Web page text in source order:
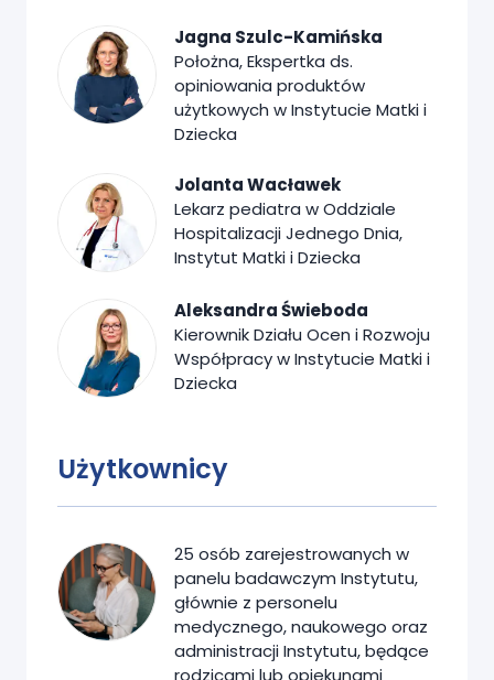
Jagna Szulc-Kamińska
Położna, Ekspertka ds.
opiniowania produktów
użytkowych w Instytucie Matki i
Dziecka
Jolanta Wacławek
Lekarz pediatra w Oddziale
Hospitalizacji Jednego Dnia,
Instytut Matki i Dziecka
Aleksandra Świeboda
Kierownik Działu Ocen i Rozwoju
Współpracy w Instytucie Matki i
Dziecka
Użytkownicy
25 osób zarejestrowanych w
panelu badawczym Instytutu,
głównie z personelu
medycznego, naukowego oraz
administracji Instytutu, będące